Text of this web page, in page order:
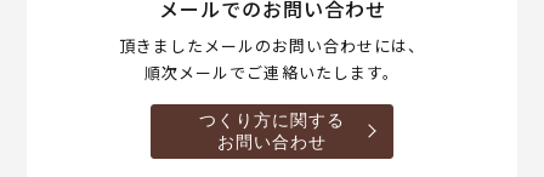
メールでのお問い合わせ
頂きましたメールのお問い合わせには、
順次メールでご連絡いたします。
つくり方に関する
お問い合わせ